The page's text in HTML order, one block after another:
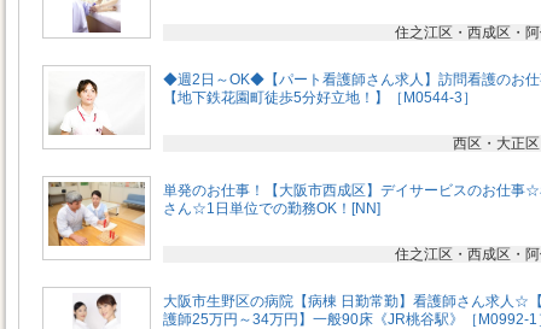
住之江区・西成区・
◆週2日～OK◆【パート看護師さん求人】訪問看護のお
【地下鉄花園町徒歩5分好立地！】［M0544-3］
西区・大正
単発のお仕事！【大阪市西成区】デイサービスのお仕事
さん☆1日単位での勤務OK！[NN]
住之江区・西成区・
大阪市生野区の病院【病棟 日勤常勤】看護師さん求人☆
護師25万円～34万円】一般90床《JR桃谷駅》［M0992-1